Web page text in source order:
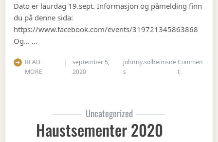
Dato er laurdag 19.sept. Informasjon og påmelding finn
du på denne sida:
https://www.facebook.com/events/319721345863868
Og… …
READ
MORE
september 5,
2020
johnny.solheimsne
s
Commen
ton Gubbetur
Uncategorized
Haustsementer 2020